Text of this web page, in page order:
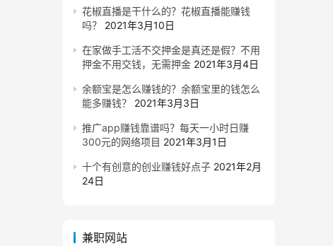
花椒直播是干什么的？花椒直播能赚钱
吗？
2021年3月10日
在家做手工活不交押金是真还是假？不用
押金不用交钱，无需押金 2021年3月4日
余额宝是怎么赚钱的？余额宝里的钱怎么
能多赚钱？
2021年3月3日
推广app赚钱靠谱吗？每天一小时日赚
300元的网络项目 2021年3月1日
十个有创意的创业赚钱好点子 2021年2月
24日
兼职网站